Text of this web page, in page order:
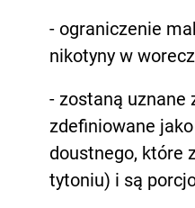
- ograniczenie
nikotyny w
- zostaną uznane
zdefiniowane
doustnego, które
tytoniu) i są